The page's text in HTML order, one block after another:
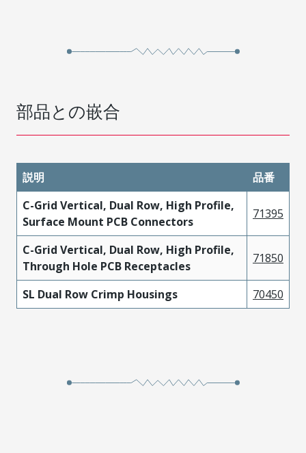
部品との嵌合
説明
品番
C-Grid Vertical, Dual Row, High Profile,
Surface Mount PCB Connectors
71395
C-Grid Vertical, Dual Row, High Profile,
Through Hole PCB Receptacles
71850
SL Dual Row Crimp Housings 70450